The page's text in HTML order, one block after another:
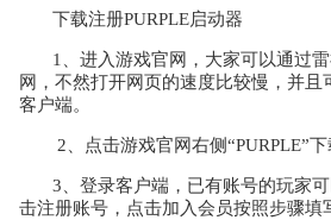
下载注册PURPLE启动器
1、进入游戏官网，大家可以通过雷
网，不然打开网页的速度比较慢，并且
客户端。
2、点击游戏官网右侧“PURPLE”下
3、登录客户端，已有账号的玩家可
击注册账号，点击加入会员按照步骤填